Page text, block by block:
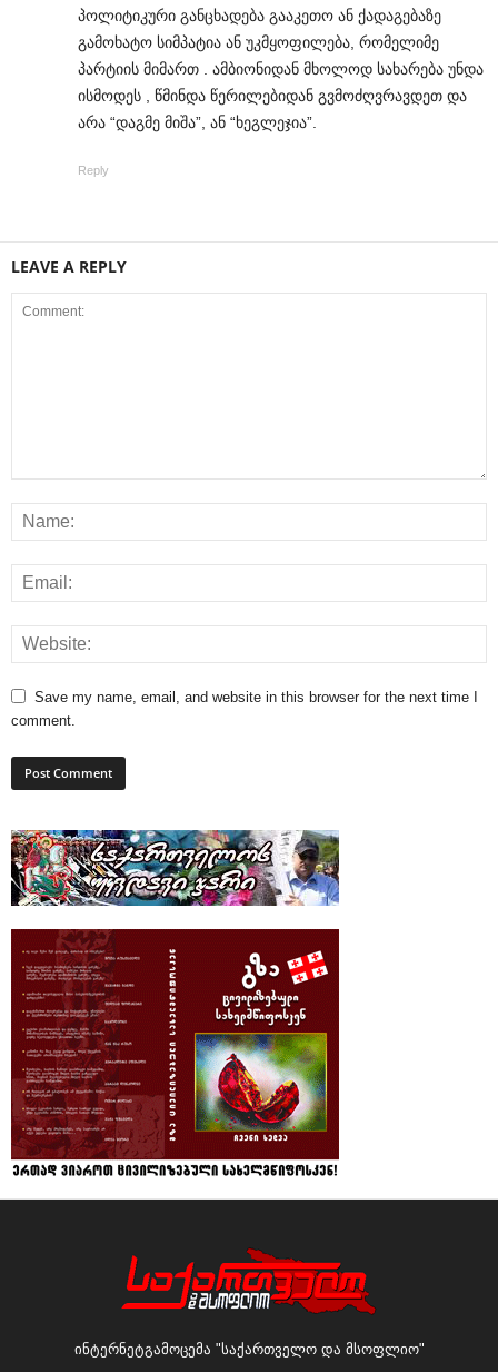
პოლიტიკური განცხადება გააკეთო ან ქადაგებაზე
გამოხატო სიმპატია ან უკმყოფილება, რომელიმე
პარტიის მიმართ . ამბიონიდან მხოლოდ სახარება უნდა
ისმოდეს , წმინდა წერილებიდან გვმოძღვრავდეთ და
არა “დაგმე მიშა”, ან “ხეგლეჯია”.
Reply
LEAVE A REPLY
Save my name, email, and website in this browser for the next time I
comment.
ინტერნეტგამოცემა "საქართველო და მსოფლიო"